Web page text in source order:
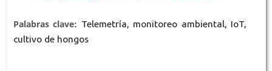
Palabras clave: Telemetría, monitoreo ambiental, IoT,
cultivo de hongos